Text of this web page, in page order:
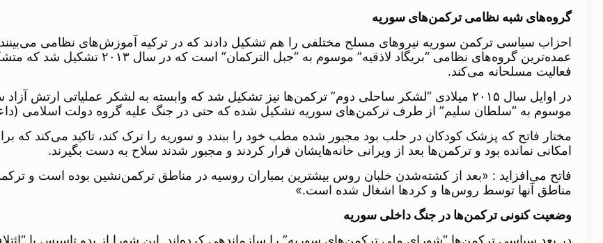
گروه‌های شبه نظامی ترکمن‌های سوریه
فعالیت مسلحانه می‌کند.
در اوایل سال ۲۰۱۵ میلادی “لشکر ساحلی دوم” ترکمن‌ها نیز تشکیل شد که وابسته به لشکر عملیاتی
موسوم به “سلطان سلیم” از طرف ترکمن‌های سوریه تشکیل شده که حتی در جنگ علیه گروه دولت اسلامی
مختار فاتح که پزشک کودکان در حلب بود مجبور شده مطب خود را ببندد و سوریه را ترک کند، تاکید می‌کند که
امکانی نمانده بود و ترکمن‌ها بعد از ویرانی خانه‌هایشان فرار کردند و مجبور شدند سلاح به دست بگیرند.
فاتح می‌افزاید : «بعد از کشته‌شدن خلبان روس بیشترین بمباران روسیه در مناطق ترکمن‌نشین بوده است و
مناطق آنها توسط روس‌ها و کردها اشغال شده است.»
وضعیت کنونی ترکمن‌ها در جنگ داخلی سوریه
در بعد سیاسی ترکمن‌ها “شورای ملی ترکمن‌های سوریه” را سازماندهی کرده‌اند. این شورا از بدو تاسیس با